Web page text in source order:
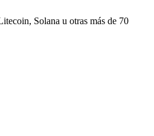
Solana u otras más de 70